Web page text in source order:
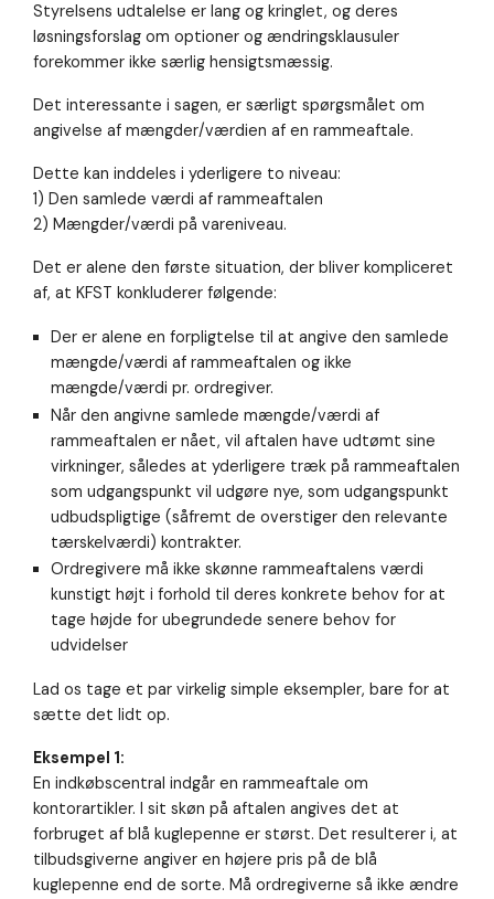
Styrelsens udtalelse er lang og kringlet, og deres
løsningsforslag om optioner og ændringsklausuler
forekommer ikke særlig hensigtsmæssig.
Det interessante i sagen, er særligt spørgsmålet om
angivelse af mængder/værdien af en rammeaftale.
Dette kan inddeles i yderligere to niveau:
1) Den samlede værdi af rammeaftalen
2) Mængder/værdi på vareniveau.
Det er alene den første situation, der bliver kompliceret
af, at KFST konkluderer følgende:
Der er alene en forpligtelse til at angive den samlede
mængde/værdi af rammeaftalen og ikke
mængde/værdi pr. ordregiver.
Når den angivne samlede mængde/værdi af
rammeaftalen er nået, vil aftalen have udtømt sine
virkninger, således at yderligere træk på rammeaftalen
som udgangspunkt vil udgøre nye, som udgangspunkt
udbudspligtige (såfremt de overstiger den relevante
tærskelværdi) kontrakter.
Ordregivere må ikke skønne rammeaftalens værdi
kunstigt højt i forhold til deres konkrete behov for at
tage højde for ubegrundede senere behov for
udvidelser
Lad os tage et par virkelig simple eksempler, bare for at
sætte det lidt op.
Eksempel 1:
En indkøbscentral indgår en rammeaftale om
kontorartikler. I sit skøn på aftalen angives det at
forbruget af blå kuglepenne er størst. Det resulterer i, at
tilbudsgiverne angiver en højere pris på de blå
kuglepenne end de sorte. Må ordregiverne så ikke ændre
Oplevelse
For at vores
skal fungere
så godt som
dit besøg.
Hvis du
nægter disse
cookies,
del
funktionalitet
hjemmesiden.